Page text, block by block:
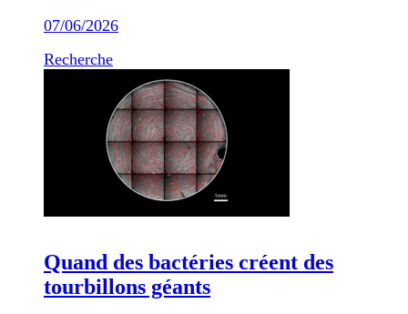
07/06/2026
Recherche
Quand des bactéries créent des
tourbillons géants